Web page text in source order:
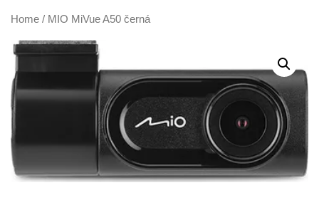
Home / MIO MiVue A50 černá